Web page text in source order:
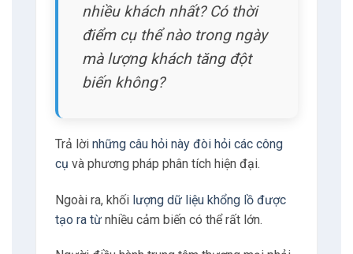
nhiều khách nhất? Có thời
điểm cụ thể nào trong ngày
mà lượng khách tăng đột
biến không?
Trả lời những câu hỏi này đòi hỏi các công
cụ và phương pháp phân tích hiện đại.
Ngoài ra, khối lượng dữ liệu khổng lồ được
tạo ra từnhiều cảm biến có thể rất lớn.